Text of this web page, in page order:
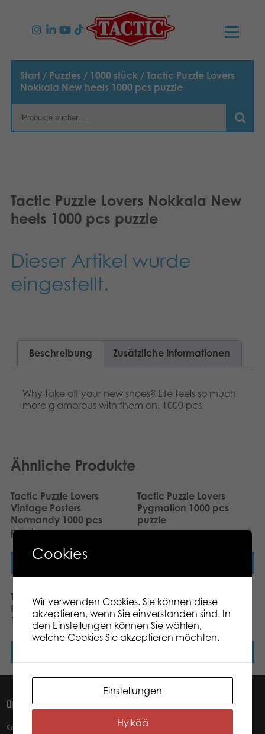
PRODUKTE
Spiele für Kinder
Puzzles
Archivierte Produkte
TACTIC
Unsere Geschichte
LinksEnglish
Dansk
Norsk
Svenska
Start / Puzzles / 1000 stück / Tactic Puzzle Lovers
Nokkala New heels 1000 pcs puzzle
Tactic Puzzle Lovers Nokkala New
heels 1000 pcs puzzle
Dieser Artikel wurde
eingestellt.
Beschreibung Zusätzliche Informationen
Why take off your new shoes? Life feels so much
more glamorous with them on. 1000 pcs.
Ähnliche Produkte
Tactic Puzzle Lovers
Vintage Posters
Normandy 1000 pcs
puzzle
Tactic Puzzle Lovers
Pygmalion 1000 pcs
puzzle
Tactic Puzzle Lovers
Fishing Huts in Smögen
1000 pcs puzzle
Tactic Puzzle Lovers
Summer Night in Finland
1000 pcs puzzle
ÜBER UNS
Kontakt
Cookies
Wir verwenden Cookies. Sie können diese
akzeptieren, wenn Sie einverstanden sind. In
den Einstellungen können Sie wählen,
welche Cookies Sie akzeptieren möchten.
Einstellungen
Hylkää